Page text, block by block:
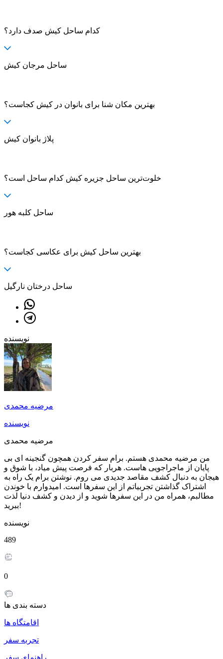
کدام ساحل کیش صدف دارد؟
ساحل مرجان کیش
بهترین مکان شنا برای بانوان در کیش کجاست؟
پلاژ بانوان کیش
خلوت‌ترین ساحل جزیره کیش کدام ساحل است؟
ساحل کلبه هور
بهترین ساحل کیش برای عکاسی کجاست؟
ساحل درختان نارگیل
نویسنده
مرضیه محمدی
نویسنده
مرضیه محمدی
من مرضیه محمدی هستم. برام سفر کردن همچون گنجینه ای بی
پایان از ماجراجویی هاست. هربار که فرصت پیش میاد، با شوق و
هیجان به دنبال کشف مقاصد جدیدی می روم. نوشتن برام یک راه به
اشتراک گذاشتن تجربیاتم از این سفرها است. امیدوارم با خوندن
مطالبم، همراه من در این سفرها شوید و از دیدن و کشف دنیا لذت
ببرید!
نویسنده
489
0
دسته بندی ها
اقامتگاه ها
تجربه سفر
راهنمای سفر